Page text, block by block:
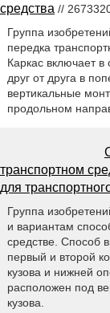
средства //
Группа
передка
Каркас включает
друг от друга в
вертикальные
продольном
транспортном
для
Группа
и вариантам
средстве. Способ
первый и второй
кузова и нижней
расположен под
кузова.